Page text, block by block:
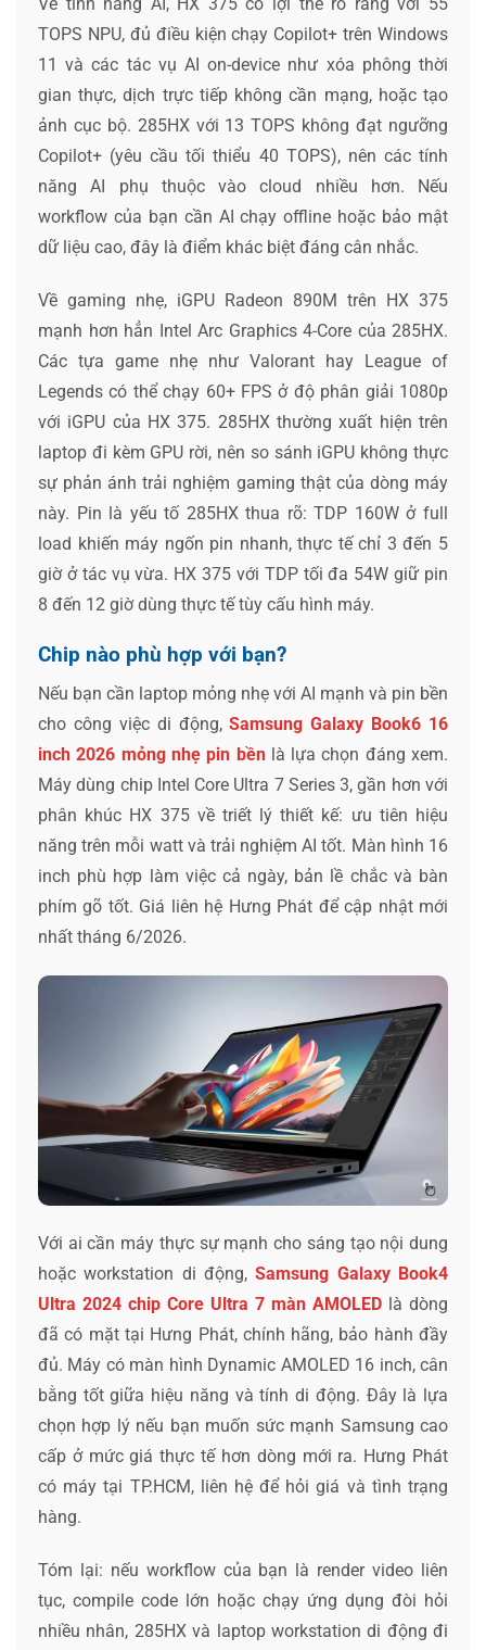
TOPS NPU, đủ điều kiện chạy Copilot+ trên Windows
11 và các tác vụ AI on-device như xóa phông thời
gian thực, dịch trực tiếp không cần mạng, hoặc tạo
ảnh cục bộ. 285HX với 13 TOPS không đạt ngưỡng
Copilot+ (yêu cầu tối thiểu 40 TOPS), nên các tính
năng AI phụ thuộc vào cloud nhiều hơn. Nếu
workflow của bạn cần AI chạy offline hoặc bảo mật
dữ liệu cao, đây là điểm khác biệt đáng cân nhắc.
Về gaming nhẹ, iGPU Radeon 890M trên HX 375
mạnh hơn hẳn Intel Arc Graphics 4-Core của 285HX.
Các tựa game nhẹ như Valorant hay League of
Legends có thể chạy 60+ FPS ở độ phân giải 1080p
với iGPU của HX 375. 285HX thường xuất hiện trên
laptop đi kèm GPU rời, nên so sánh iGPU không thực
sự phản ánh trải nghiệm gaming thật của dòng máy
này. Pin là yếu tố 285HX thua rõ: TDP 160W ở full
load khiến máy ngốn pin nhanh, thực tế chỉ 3 đến 5
giờ ở tác vụ vừa. HX 375 với TDP tối đa 54W giữ pin
8 đến 12 giờ dùng thực tế tùy cấu hình máy.
Chip nào phù hợp với bạn?
Nếu bạn cần laptop mỏng nhẹ với AI mạnh và pin bền
cho công việc di động,Samsung Galaxy Book6 16
inch 2026 mỏng nhẹ pin bềnlà lựa chọn đáng xem.
Máy dùng chip Intel Core Ultra 7 Series 3, gần hơn với
phân khúc HX 375 về triết lý thiết kế: ưu tiên hiệu
năng trên mỗi watt và trải nghiệm AI tốt. Màn hình 16
inch phù hợp làm việc cả ngày, bản lề chắc và bàn
phím gõ tốt. Giá liên hệ Hưng Phát để cập nhật mới
nhất tháng 6/2026.
Với ai cần máy thực sự mạnh cho sáng tạo nội dung
hoặc workstation di động,Samsung Galaxy Book4
Ultra 2024 chip Core Ultra 7 màn AMOLED là dòng
đã có mặt tại Hưng Phát, chính hãng, bảo hành đầy
đủ. Máy có màn hình Dynamic AMOLED 16 inch, cân
bằng tốt giữa hiệu năng và tính di động. Đây là lựa
chọn hợp lý nếu bạn muốn sức mạnh Samsung cao
cấp ở mức giá thực tế hơn dòng mới ra. Hưng Phát
có máy tại TP.HCM, liên hệ để hỏi giá và tình trạng
hàng.
Tóm lại: nếu workflow của bạn là render video liên
tục, compile code lớn hoặc chạy ứng dụng đòi hỏi
nhiều nhân, 285HX và laptop workstation di động đi